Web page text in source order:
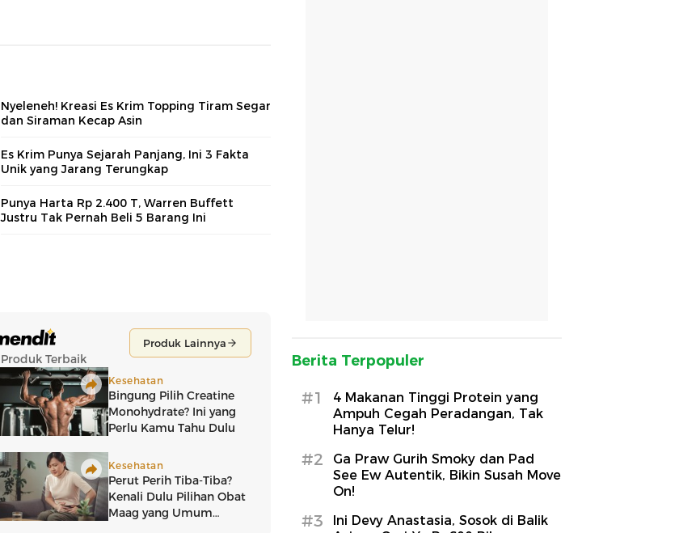
Nyeleneh! Kreasi Es Krim Topping Tiram Segar
dan Siraman Kecap Asin
Es Krim Punya Sejarah Panjang, Ini 3 Fakta
Unik yang Jarang Terungkap
Punya Harta Rp 2.400 T, Warren Buffett
Justru Tak Pernah Beli 5 Barang Ini
Berita Terpopuler
#1
4 Makanan Tinggi Protein yang
Ampuh Cegah Peradangan, Tak
Hanya Telur!
#2
Ga Praw Gurih Smoky dan Pad
See Ew Autentik, Bikin Susah Move
On!
#3
Ini Devy Anastasia, Sosok di Balik